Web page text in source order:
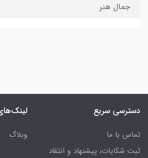
جمال هنر
دسترسی سریع
تماس با ما
ثبت شکایات، پیشنهاد و انتقاد
وبلاگ